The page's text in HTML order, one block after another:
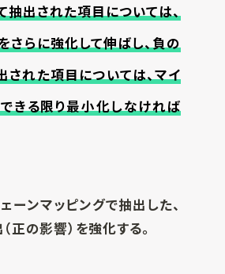
抽出された項目については、
さらに強化して伸ばし、負の
された項目については、マイ
きる限り最小化しなければ
ーンマッピングで抽出した、
正の影響）を強化する。